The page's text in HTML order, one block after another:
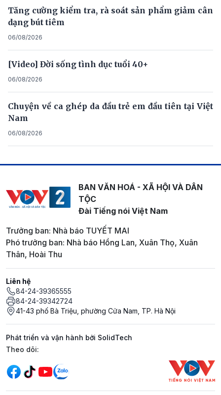
Tăng cường kiểm tra, rà soát sản phẩm giảm cân
dạng bút tiêm
06/08/2026
[Video] Đời sống tình dục tuổi 40+
06/08/2026
Chuyện về ca ghép da đầu trẻ em đầu tiên tại Việt
Nam
06/08/2026
BAN VĂN HOÁ - XÃ HỘI VÀ DÂN
TỘC
Đài Tiếng nói Việt Nam
Trưởng ban: Nhà báo TUYẾT MAI
Phó trưởng ban: Nhà báo Hồng Lan, Xuân Thọ, Xuân
Thân, Hoài Thu
Liên hệ
84-24-39365555
84-24-39342724
41-43 phố Bà Triệu, phường Cửa Nam, TP. Hà Nội
Phát triển và vận hành bởi SolidTech
Mạng xã hội
Theo dõi: